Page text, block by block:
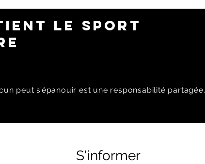
LE SPORT
peut s’épanouir est une responsabilité partagée.
S'informer